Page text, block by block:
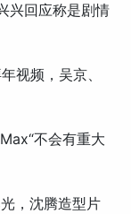
兴回应称是剧情
视频，吴京、
不会有重大
，沈腾造型片